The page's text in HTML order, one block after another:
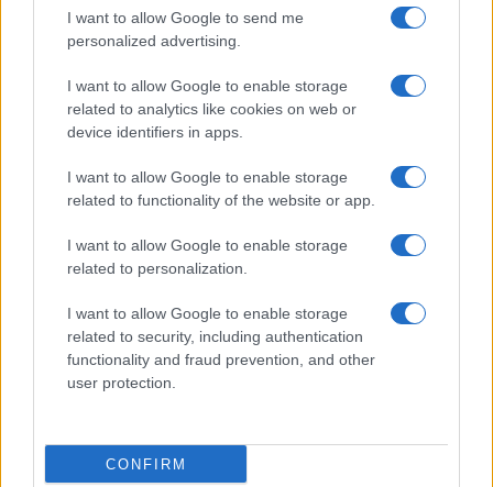
I want to allow Google to send me
personalized advertising.
I want to allow Google to enable storage
related to analytics like cookies on web or
device identifiers in apps.
I want to allow Google to enable storage
related to functionality of the website or app.
I want to allow Google to enable storage
related to personalization.
I want to allow Google to enable storage
related to security, including authentication
functionality and fraud prevention, and other
user protection.
CONFIRM